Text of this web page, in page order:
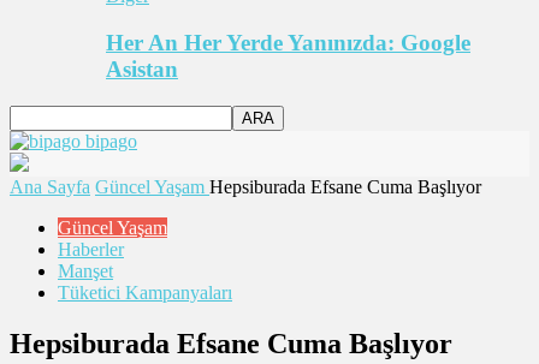
Her An Her Yerde Yanınızda: Google
Asistan
bipago
Ana Sayfa Güncel Yaşam Hepsiburada Efsane Cuma Başlıyor
Güncel Yaşam
Haberler
Manşet
Tüketici Kampanyaları
Hepsiburada Efsane Cuma Başlıyor